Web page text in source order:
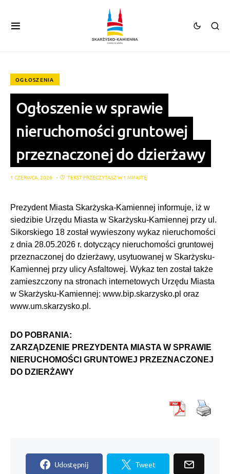
OGŁOSZENIA
Ogłoszenie w sprawie
nieruchomości gruntowej
przeznaczonej do dzierżawy
1 CZERWCA, 2026 TEKST PRZECZYTASZ W 1 MINUTĘ
Prezydent Miasta Skarżyska-Kamiennej informuje, iż w
siedzibie Urzędu Miasta w Skarżysku-Kamiennej przy ul.
Sikorskiego 18 został wywieszony wykaz nieruchomości
z dnia 28.05.2026 r. dotyczący nieruchomości gruntowej
przeznaczonej do dzierżawy, usytuowanej w Skarżysku-
Kamiennej przy ulicy Asfaltowej. Wykaz ten został także
zamieszczony na stronach internetowych Urzędu Miasta
w Skarżysku-Kamiennej: www.bip.skarzysko.pl oraz
www.um.skarzysko.pl.
DO POBRANIA:
ZARZĄDZENIE PREZYDENTA MIASTA W SPRAWIE
NIERUCHOMOŚCI GRUNTOWEJ PRZEZNACZONEJ
DO DZIERŻAWY
Udostępnij Tweet